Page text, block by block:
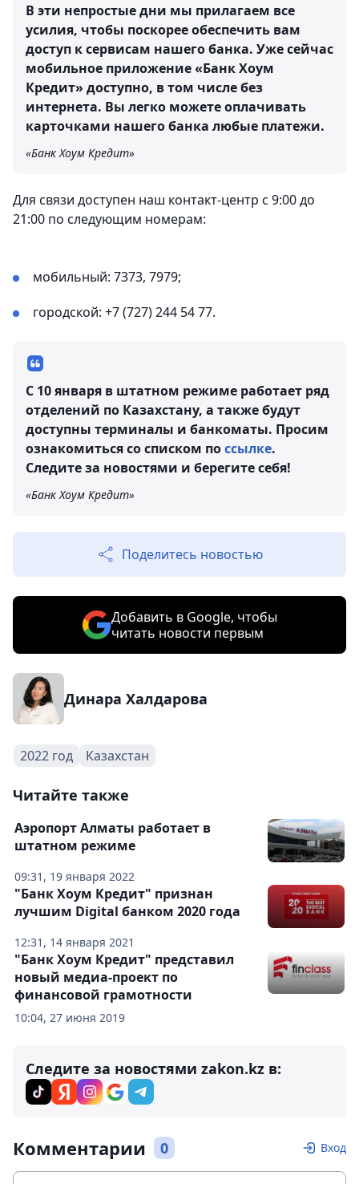
В эти непростые дни мы прилагаем все
усилия, чтобы поскорее обеспечить вам
доступ к сервисам нашего банка. Уже сейчас
мобильное приложение «Банк Хоум
Кредит» доступно, в том числе без
интернета. Вы легко можете оплачивать
карточками нашего банка любые платежи.
«Банк Хоум Кредит»
Для связи доступен наш контакт-центр с 9:00 до
21:00 по следующим номерам:
мобильный: 7373, 7979;
городской: +7 (727) 244 54 77.
С 10 января в штатном режиме работает ряд
отделений по Казахстану, а также будут
доступны терминалы и банкоматы. Просим
ознакомиться со списком поссылке.
Следите за новостями и берегите себя!
«Банк Хоум Кредит»
Поделитесь новостью
Добавить в Google, чтобы
читать новости первым
Динара Халдарова
2022 год Казахстан
Читайте также
09:31, 19 января 2022
Аэропорт Алматы работает в
штатном режиме
12:31, 14 января 2021
"Банк Хоум Кредит" признан
лучшим Digital банком 2020 года
10:04, 27 июня 2019
"Банк Хоум Кредит" представил
новый медиа-проект по
финансовой грамотности
Следите за новостями zakon.kz в:
Комментарии 0 Вход